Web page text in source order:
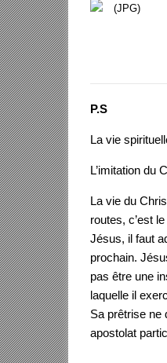
P.S
La vie
L’imitation du
La vie du
routes, c’est
Jésus, il faut
prochain.
pas être une
laquelle il
Sa prêtrise ne
apostolat